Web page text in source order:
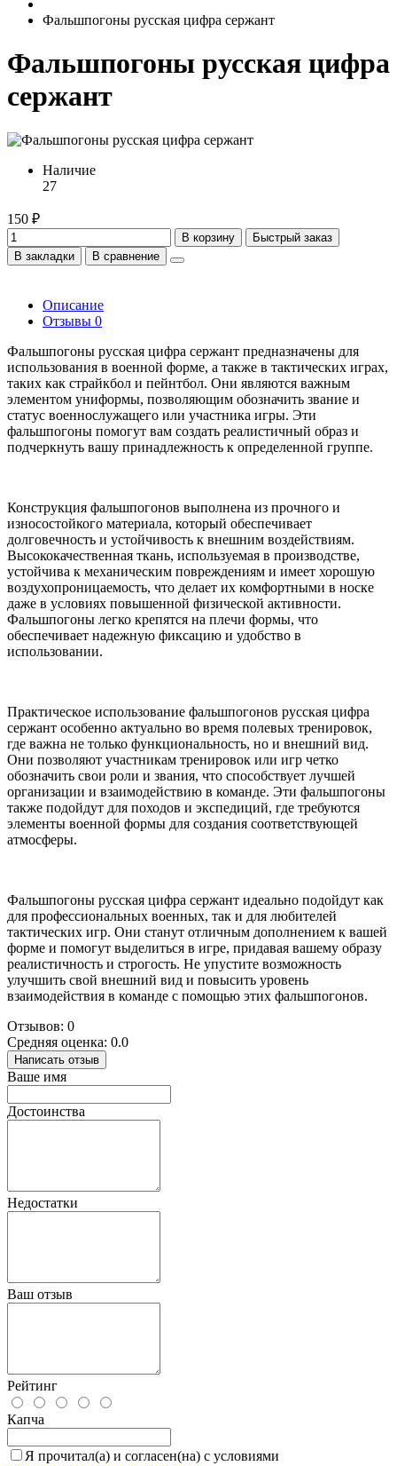
Фальшпогоны русская цифра сержант
Фальшпогоны русская цифра
сержант
Наличие
27
150 ₽
В корзину
Быстрый заказ
В закладки
В сравнение
Описание
Отзывы 0
Фальшпогоны русская цифра сержант предназначены для
использования в военной форме, а также в тактических играх,
таких как страйкбол и пейнтбол. Они являются важным
элементом униформы, позволяющим обозначить звание и
статус военнослужащего или участника игры. Эти
фальшпогоны помогут вам создать реалистичный образ и
подчеркнуть вашу принадлежность к определенной группе.
Конструкция фальшпогонов выполнена из прочного и
износостойкого материала, который обеспечивает
долговечность и устойчивость к внешним воздействиям.
Высококачественная ткань, используемая в производстве,
устойчива к механическим повреждениям и имеет хорошую
воздухопроницаемость, что делает их комфортными в носке
даже в условиях повышенной физической активности.
Фальшпогоны легко крепятся на плечи формы, что
обеспечивает надежную фиксацию и удобство в
использовании.
Практическое использование фальшпогонов русская цифра
сержант особенно актуально во время полевых тренировок,
где важна не только функциональность, но и внешний вид.
Они позволяют участникам тренировок или игр четко
обозначить свои роли и звания, что способствует лучшей
организации и взаимодействию в команде. Эти фальшпогоны
также подойдут для походов и экспедиций, где требуются
элементы военной формы для создания соответствующей
атмосферы.
Фальшпогоны русская цифра сержант идеально подойдут как
для профессиональных военных, так и для любителей
тактических игр. Они станут отличным дополнением к вашей
форме и помогут выделиться в игре, придавая вашему образу
реалистичность и строгость. Не упустите возможность
улучшить свой внешний вид и повысить уровень
взаимодействия в команде с помощью этих фальшпогонов.
Отзывов: 0
Средняя оценка: 0.0
Написать отзыв
Ваше имя
Достоинства
Недостатки
Ваш отзыв
Рейтинг
Капча
Я прочитал(а) и согласен(на) с условиями